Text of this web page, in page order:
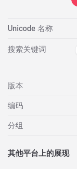
Unicode 名称
搜索关键词
版本
编码
分组
其他平台上的展现